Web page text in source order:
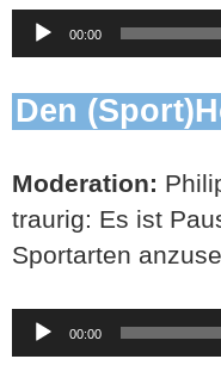
Audio-
Player
00:00
Den
Moderation:
traurig: Es ist
Sportarten
Audio-
Player
00:00